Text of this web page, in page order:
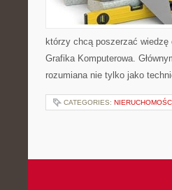
którzy chcą poszerzać
Grafika Komputerowa.
rozumiana nie tylko jako
CATEGORIES: